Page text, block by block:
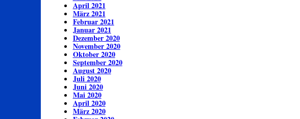
April 2021
März 2021
Februar 2021
Januar 2021
Dezember 2020
November 2020
Oktober 2020
September 2020
August 2020
Juli 2020
Juni 2020
Mai 2020
April 2020
März 2020